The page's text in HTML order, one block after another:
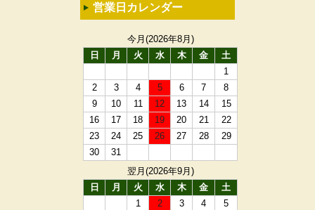
営業日カレンダー
今月(2026年8月)
日
月 火 水 木 金
土
1
2
3 4 5 6 7
8
9
10 11 12 13 14
15
16
17 18 19 20 21
22
23
24 25 26 27 28
29
30
31
翌月(2026年9月)
日
月 火 水 木 金
土
1
2 3 4
5